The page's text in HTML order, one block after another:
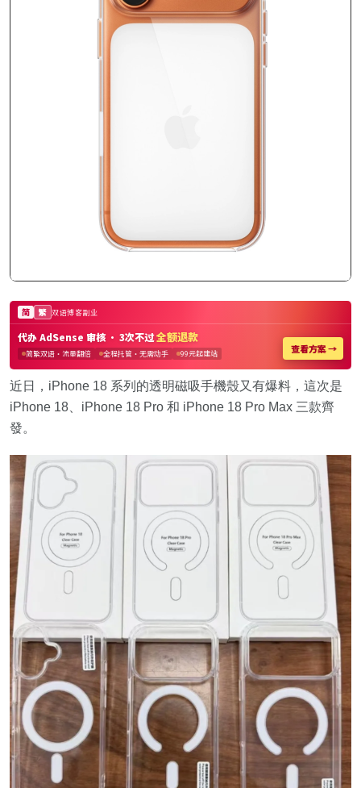
近日，iPhone 18 系列的透明磁吸手機殼又有爆料，這次是
iPhone 18、iPhone 18 Pro 和 iPhone 18 Pro Max 三款齊
發。